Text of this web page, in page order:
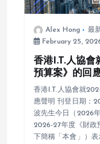
Alex Hong
最
February 25,
香港I.T.人協
預算案》的回
香港I.T.人協會就
應聲明 刊登日期：
波先生今日（2026
2026-27年度《財政
下簡稱「本會」）